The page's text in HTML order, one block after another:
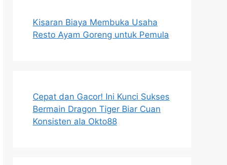
Kisaran Biaya Membuka Usaha
Resto Ayam Goreng untuk Pemula
Cepat dan Gacor! Ini Kunci Sukses
Bermain Dragon Tiger Biar Cuan
Konsisten ala Okto88